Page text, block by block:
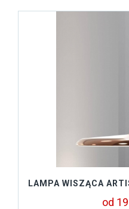
LAMPA WISZĄCA
od